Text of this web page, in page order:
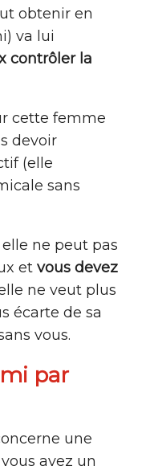
obtenir en
va lui
contrôler la
cette femme
devoir
(elle
sans
ne peut pas
et vous devez
ne veut plus
écarte de sa
vous.
par
une
avez un